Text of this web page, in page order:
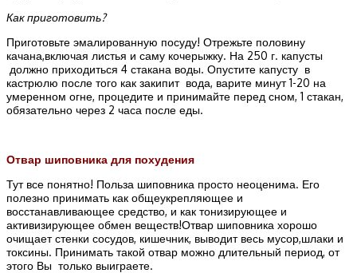
Как приготовить?
Приготовьте эмалированную посуду! Отрежьте половину
качана,включая листья и саму кочерыжку. На 250 г. капусты
должно приходиться 4 стакана воды. Опустите капусту в
кастрюлю после того как закипит вода, варите минут 1-20 на
умеренном огне, процедите и принимайте перед сном, 1 стакан,
обязательно через 2 часа после еды.
Отвар шиповника для похудения
Тут все понятно! Польза шиповника просто неоценима. Его
полезно принимать как общеукрепляющее и
восстанавливающее средство, и как тонизирующее и
активизирующее обмен веществ!Отвар шиповника хорошо
очищает стенки сосудов, кишечник, выводит весь мусор,шлаки и
токсины. Принимать такой отвар можно длительный период, от
этого Вы только выиграете.